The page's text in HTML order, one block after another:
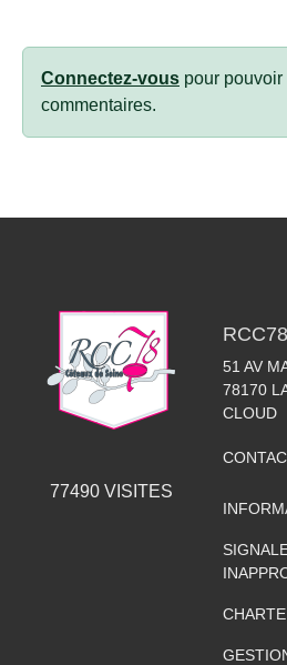
Connectez-vous pour
commentaires.
77490VISITES
RCC78
51 AV
78170
CLOUD